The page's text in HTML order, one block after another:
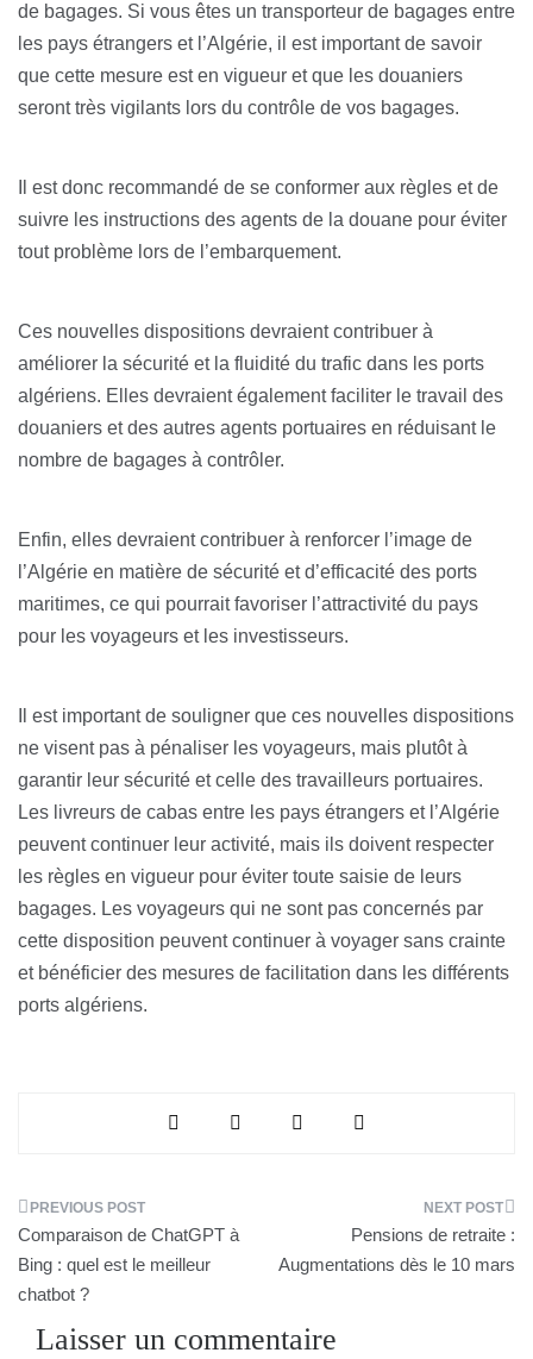
de bagages. Si vous êtes un transporteur de bagages entre
les pays étrangers et l’Algérie, il est important de savoir
que cette mesure est en vigueur et que les douaniers
seront très vigilants lors du contrôle de vos bagages.
Il est donc recommandé de se conformer aux règles et de
suivre les instructions des agents de la douane pour éviter
tout problème lors de l’embarquement.
Ces nouvelles dispositions devraient contribuer à
améliorer la sécurité et la fluidité du trafic dans les ports
algériens. Elles devraient également faciliter le travail des
douaniers et des autres agents portuaires en réduisant le
nombre de bagages à contrôler.
Enfin, elles devraient contribuer à renforcer l’image de
l’Algérie en matière de sécurité et d’efficacité des ports
maritimes, ce qui pourrait favoriser l’attractivité du pays
pour les voyageurs et les investisseurs.
Il est important de souligner que ces nouvelles dispositions
ne visent pas à pénaliser les voyageurs, mais plutôt à
garantir leur sécurité et celle des travailleurs portuaires.
Les livreurs de cabas entre les pays étrangers et l’Algérie
peuvent continuer leur activité, mais ils doivent respecter
les règles en vigueur pour éviter toute saisie de leurs
bagages. Les voyageurs qui ne sont pas concernés par
cette disposition peuvent continuer à voyager sans crainte
et bénéficier des mesures de facilitation dans les différents
ports algériens.
Navigation
de
l’article
Comparaison de ChatGPT à
Bing : quel est le meilleur
chatbot ?
Pensions de retraite :
Augmentations dès le 10 mars
Laisser un commentaire